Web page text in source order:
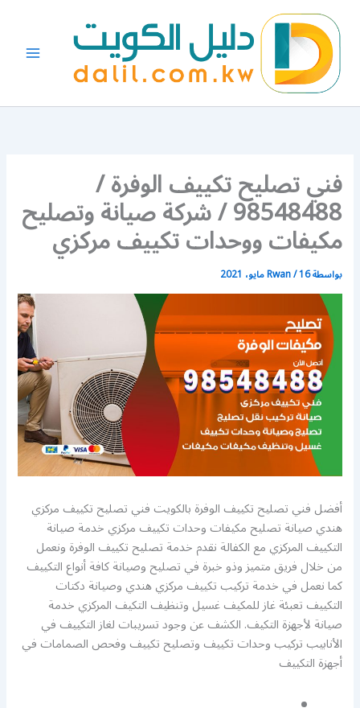
المحتوى
فني تصليح تكييف الوفرة /
98548488 / شركة صيانة وتصليح
مكيفات ووحدات تكييف مركزي
بواسطة Rwan/16 مايو، 2021
أفضل فني تصليح تكييف الوفرة بالكويت فني تصليح تكييف مركزي
هندي صيانة تصليح مكيفات وحدات تكييف مركزي خدمة صيانة
التكييف المركزي مع الكفالة نقدم خدمة تصليح تكييف الوفرة ونعمل
من خلال فريق متميز وذو خبرة في تصليح وصيانة كافة أنواع التكييف
كما نعمل في خدمة تركيب تكييف مركزي هندي وصيانة دكتات
التكييف تعبئة غاز للمكيف غسيل وتنظيف التكيف المركزي خدمة
صيانة لأجهزة التكيف. الكشف عن وجود تسريبات لغاز التكييف في
الأنابيب تركيب وحدات تكييف وتصليح تكييف وفحص الصمامات في
أجهزة التكييف